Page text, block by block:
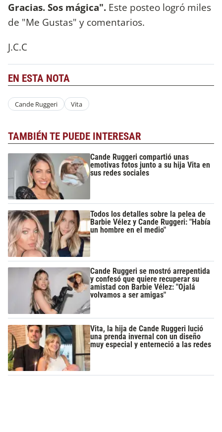
Gracias. Sos mágica". Este posteo logró miles
de "Me Gustas" y comentarios.
J.C.C
EN ESTA NOTA
Cande Ruggeri Vita
TAMBIÉN TE PUEDE INTERESAR
Cande Ruggeri compartió unas
emotivas fotos junto a su hija Vita en
sus redes sociales
Todos los detalles sobre la pelea de
Barbie Vélez y Cande Ruggeri: "Había
un hombre en el medio"
Cande Ruggeri se mostró arrepentida
y confesó que quiere recuperar su
amistad con Barbie Vélez: "Ojalá
volvamos a ser amigas"
Vita, la hija de Cande Ruggeri lució
una prenda invernal con un diseño
muy especial y enterneció a las redes